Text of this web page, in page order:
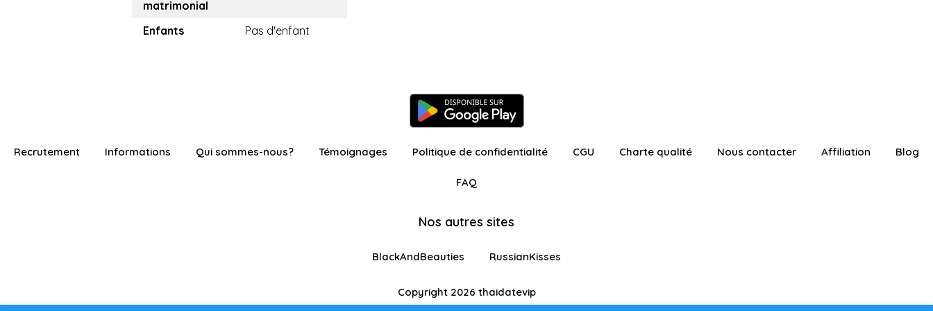
matrimonial
Enfants Pas d'enfant
Recrutement Informations Qui sommes-nous? Témoignages Politique de confidentialité CGU Charte qualité Nous contacter Affiliation Blog
FAQ
Nos autres sites
BlackAndBeauties RussianKisses
Copyright 2026 thaidatevip